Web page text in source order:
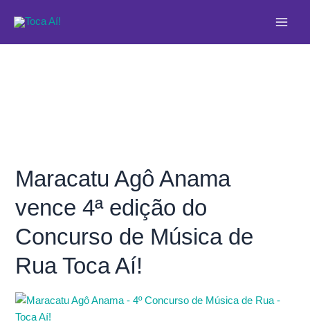
para
Maracatu Agô Anama
vence 4ª edição do
Concurso de Música de
Rua Toca Aí!
Maracatu
Agô
Anama
4ª
edição
do
de
Música